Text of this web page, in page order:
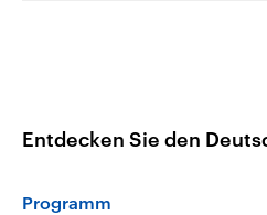
Entdecken Sie den
Programm